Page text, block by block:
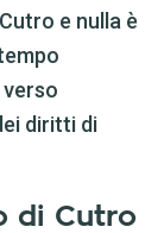
e nulla è
diritti di
di Cutro